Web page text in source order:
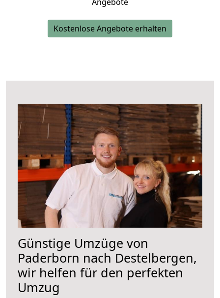
Kostenlose Angebote erhalten
Günstige Umzüge von
Paderborn nach Destelbergen,
wir helfen für den perfekten
Umzug